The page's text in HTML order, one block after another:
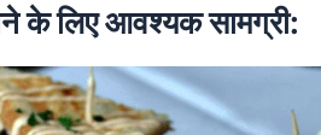
के लिए आवश्यक सामग्री: